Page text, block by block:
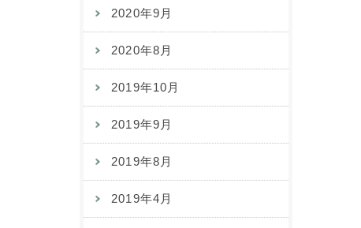
2020年9月
2020年8月
2019年10月
2019年9月
2019年8月
2019年4月